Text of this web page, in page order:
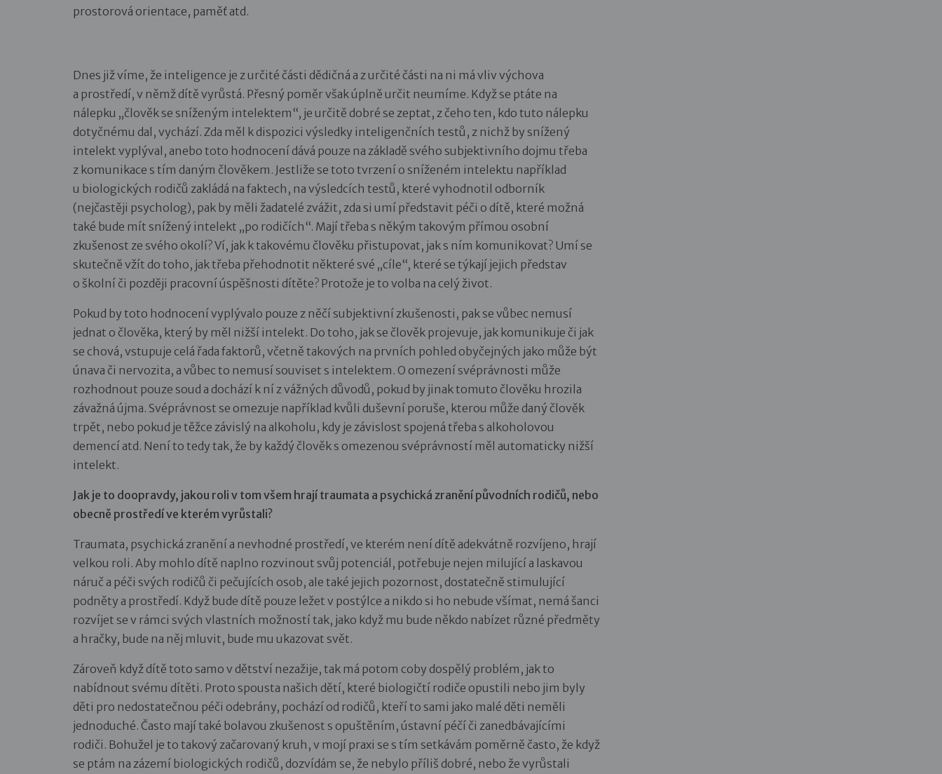
prostorová orientace, paměť atd.
Dnes již víme, že inteligence je z určité části dědičná a z určité části na ni má vliv výchova
a prostředí, v němž dítě vyrůstá. Přesný poměr však úplně určit neumíme. Když se ptáte na
nálepku „člověk se sníženým intelektem“, je určitě dobré se zeptat, z čeho ten, kdo tuto nálepku
dotyčnému dal, vychází. Zda měl k dispozici výsledky inteligenčních testů, z nichž by snížený
intelekt vyplýval, anebo toto hodnocení dává pouze na základě svého subjektivního dojmu třeba
z komunikace s tím daným člověkem. Jestliže se toto tvrzení o sníženém intelektu například
u biologických rodičů zakládá na faktech, na výsledcích testů, které vyhodnotil odborník
(nejčastěji psycholog), pak by měli žadatelé zvážit, zda si umí představit péči o dítě, které možná
také bude mít snížený intelekt „po rodičích“. Mají třeba s někým takovým přímou osobní
zkušenost ze svého okolí? Ví, jak k takovému člověku přistupovat, jak s ním komunikovat? Umí se
skutečně vžít do toho, jak třeba přehodnotit některé své „cíle“, které se týkají jejich představ
o školní či později pracovní úspěšnosti dítěte? Protože je to volba na celý život.
Pokud by toto hodnocení vyplývalo pouze z něčí subjektivní zkušenosti, pak se vůbec nemusí
jednat o člověka, který by měl nižší intelekt. Do toho, jak se člověk projevuje, jak komunikuje či jak
se chová, vstupuje celá řada faktorů, včetně takových na prvních pohled obyčejných jako může být
únava či nervozita, a vůbec to nemusí souviset s intelektem. O omezení svéprávnosti může
rozhodnout pouze soud a dochází k ní z vážných důvodů, pokud by jinak tomuto člověku hrozila
závažná újma. Svéprávnost se omezuje například kvůli duševní poruše, kterou může daný člověk
trpět, nebo pokud je těžce závislý na alkoholu, kdy je závislost spojená třeba s alkoholovou
demencí atd. Není to tedy tak, že by každý člověk s omezenou svéprávností měl automaticky nižší
intelekt.
Jak je to doopravdy, jakou roli v tom všem hrají traumata a psychická zranění původních rodičů, nebo
obecně prostředí ve kterém vyrůstali?
Traumata, psychická zranění a nevhodné prostředí, ve kterém není dítě adekvátně rozvíjeno, hrají
velkou roli. Aby mohlo dítě naplno rozvinout svůj potenciál, potřebuje nejen milující a laskavou
náruč a péči svých rodičů či pečujících osob, ale také jejich pozornost, dostatečně stimulující
podněty a prostředí. Když bude dítě pouze ležet v postýlce a nikdo si ho nebude všímat, nemá šanci
rozvíjet se v rámci svých vlastních možností tak, jako když mu bude někdo nabízet různé předměty
a hračky, bude na něj mluvit, bude mu ukazovat svět.
Zároveň když dítě toto samo v dětství nezažije, tak má potom coby dospělý problém, jak to
nabídnout svému dítěti. Proto spousta našich dětí, které biologičtí rodiče opustili nebo jim byly
děti pro nedostatečnou péči odebrány, pochází od rodičů, kteří to sami jako malé děti neměli
jednoduché. Často mají také bolavou zkušenost s opuštěním, ústavní péčí či zanedbávajícími
rodiči. Bohužel je to takový začarovaný kruh, v mojí praxi se s tím setkávám poměrně často, že když
se ptám na zázemí biologických rodičů, dozvídám se, že nebylo příliš dobré, nebo že vyrůstali